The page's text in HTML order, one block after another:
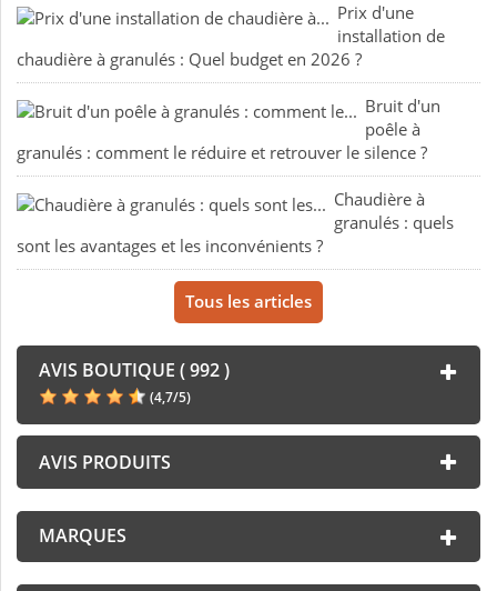
Prix d'une
installation de
chaudière à granulés : Quel budget en 2026 ?
Bruit d'un
poêle à
granulés : comment le réduire et retrouver le silence ?
Chaudière à
granulés : quels
sont les avantages et les inconvénients ?
Tous les articles
AVIS BOUTIQUE ( 992 )
(4,7/5)
AVIS PRODUITS
MARQUES